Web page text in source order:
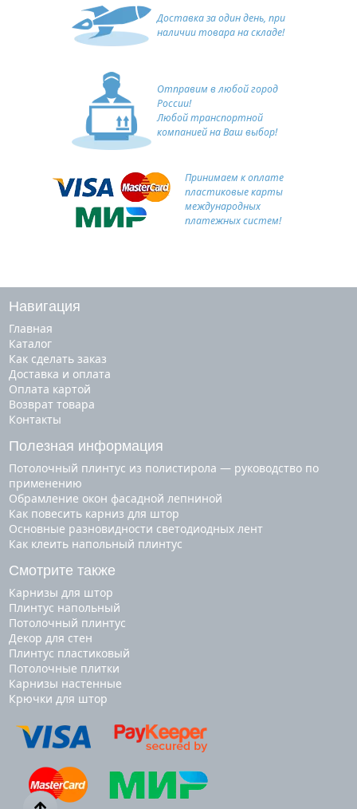
Доставка за один день, при
наличии товара на складе!
Отправим в любой город
России!
Любой транспортной
компанией на Ваш выбор!
Принимаем к оплате
пластиковые карты
международных
платежных систем!
Навигация
Главная
Каталог
Как сделать заказ
Доставка и оплата
Оплата картой
Возврат товара
Контакты
Полезная информация
Потолочный плинтус из полистирола — руководство по
применению
Обрамление окон фасадной лепниной
Как повесить карниз для штор
Основные разновидности светодиодных лент
Как клеить напольный плинтус
Смотрите также
карнизы для штор
плинтус напольный
потолочный плинтус
декор для стен
плинтус пластиковый
потолочные плитки
карнизы настенные
крючки для штор